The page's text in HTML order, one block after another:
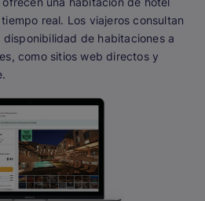
real. Los viajeros consultan
de habitaciones a
como sitios web directos y